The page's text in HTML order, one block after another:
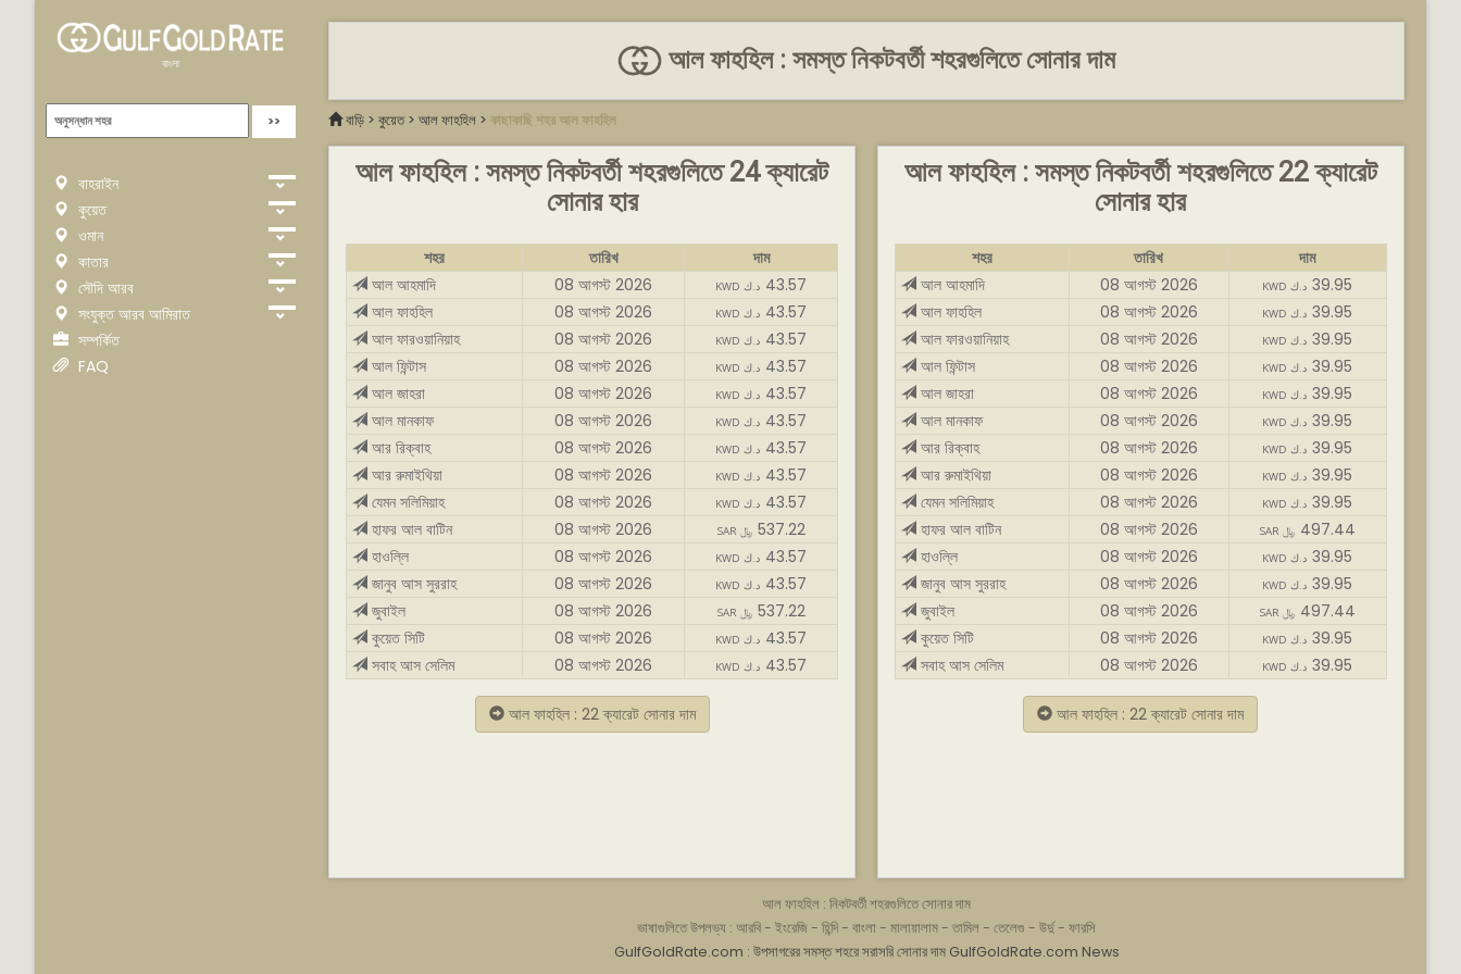
বাংলা
বাহরাইন
কুয়েত
ওমান
কাতার
সৌদি আরব
সংযুক্ত আরব আমিরাত
সম্পর্কিত
FAQ
আল ফাহহিল : সমস্ত নিকটবর্তী শহরগুলিতে সোনার দাম
বাড়ি > কুয়েত> আল ফাহহিল > কাছাকাছি শহর আল ফাহহিল
আল ফাহহিল : সমস্ত নিকটবর্তী শহরগুলিতে 24 ক্যারেট
সোনার হার
শহর তারিখ
দাম
আল আহমাদি
08 আগস্ট 2026 KWD د.ك 43.57
আল ফাহহিল
08 আগস্ট 2026 KWD د.ك 43.57
আল ফারওয়ানিয়াহ
08 আগস্ট 2026 KWD د.ك 43.57
আল ফিন্টাস
08 আগস্ট 2026 KWD د.ك 43.57
আল জাহরা
08 আগস্ট 2026 KWD د.ك 43.57
আল মানকাফ
08 আগস্ট 2026 KWD د.ك 43.57
আর রিক্বাহ
08 আগস্ট 2026 KWD د.ك 43.57
আর রুমাইথিয়া
08 আগস্ট 2026 KWD د.ك 43.57
যেমন সলিমিয়াহ
08 আগস্ট 2026 KWD د.ك 43.57
হাফর আল বাটিন
08 আগস্ট 2026 SAR ﷼ 537.22
হাওল্লি
08 আগস্ট 2026 KWD د.ك 43.57
জানুব আস সুররাহ
08 আগস্ট 2026 KWD د.ك 43.57
জুবাইল
08 আগস্ট 2026 SAR ﷼ 537.22
কুয়েত সিটি
08 আগস্ট 2026 KWD د.ك 43.57
সবাহ আস সেলিম
08 আগস্ট 2026 KWD د.ك 43.57
আল ফাহহিল : 22 ক্যারেট সোনার দাম
আল ফাহহিল : সমস্ত নিকটবর্তী শহরগুলিতে 22 ক্যারেট
সোনার হার
শহর তারিখ
দাম
আল আহমাদি
08 আগস্ট 2026 KWD د.ك 39.95
আল ফাহহিল
08 আগস্ট 2026 KWD د.ك 39.95
আল ফারওয়ানিয়াহ
08 আগস্ট 2026 KWD د.ك 39.95
আল ফিন্টাস
08 আগস্ট 2026 KWD د.ك 39.95
আল জাহরা
08 আগস্ট 2026 KWD د.ك 39.95
আল মানকাফ
08 আগস্ট 2026 KWD د.ك 39.95
আর রিক্বাহ
08 আগস্ট 2026 KWD د.ك 39.95
আর রুমাইথিয়া
08 আগস্ট 2026 KWD د.ك 39.95
যেমন সলিমিয়াহ
08 আগস্ট 2026 KWD د.ك 39.95
হাফর আল বাটিন
08 আগস্ট 2026 SAR ﷼ 497.44
হাওল্লি
08 আগস্ট 2026 KWD د.ك 39.95
জানুব আস সুররাহ
08 আগস্ট 2026 KWD د.ك 39.95
জুবাইল
08 আগস্ট 2026 SAR ﷼ 497.44
কুয়েত সিটি
08 আগস্ট 2026 KWD د.ك 39.95
সবাহ আস সেলিম
08 আগস্ট 2026 KWD د.ك 39.95
আল ফাহহিল : 22 ক্যারেট সোনার দাম
আল ফাহহিল : নিকটবর্তী শহরগুলিতে সোনার দাম
ভাষাগুলিতে উপলভ্য : আরবি- ইংরেজি- হিন্দি- বাংলা - মালায়ালাম- তামিল - তেলেগু - উর্দু- ফারসি
GulfGoldRate.com : উপসাগরের সমস্ত শহরে সরাসরি সোনার দাম GulfGoldRate.com News